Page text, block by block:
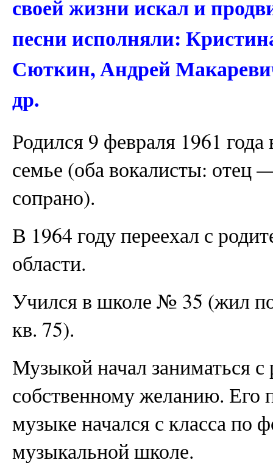
своей жизни искал и
песни исполняли:
Сюткин, Андрей
др.
Родился 9 февраля 1961
семье (оба вокалисты:
сопpано).
В 1964 году переехал с
области.
Учился в школе № 35 (жил
кв. 75).
Музыкой начал заниматься с
собственному желанию. Его
музыке начался с класса по
музыкальной школе.